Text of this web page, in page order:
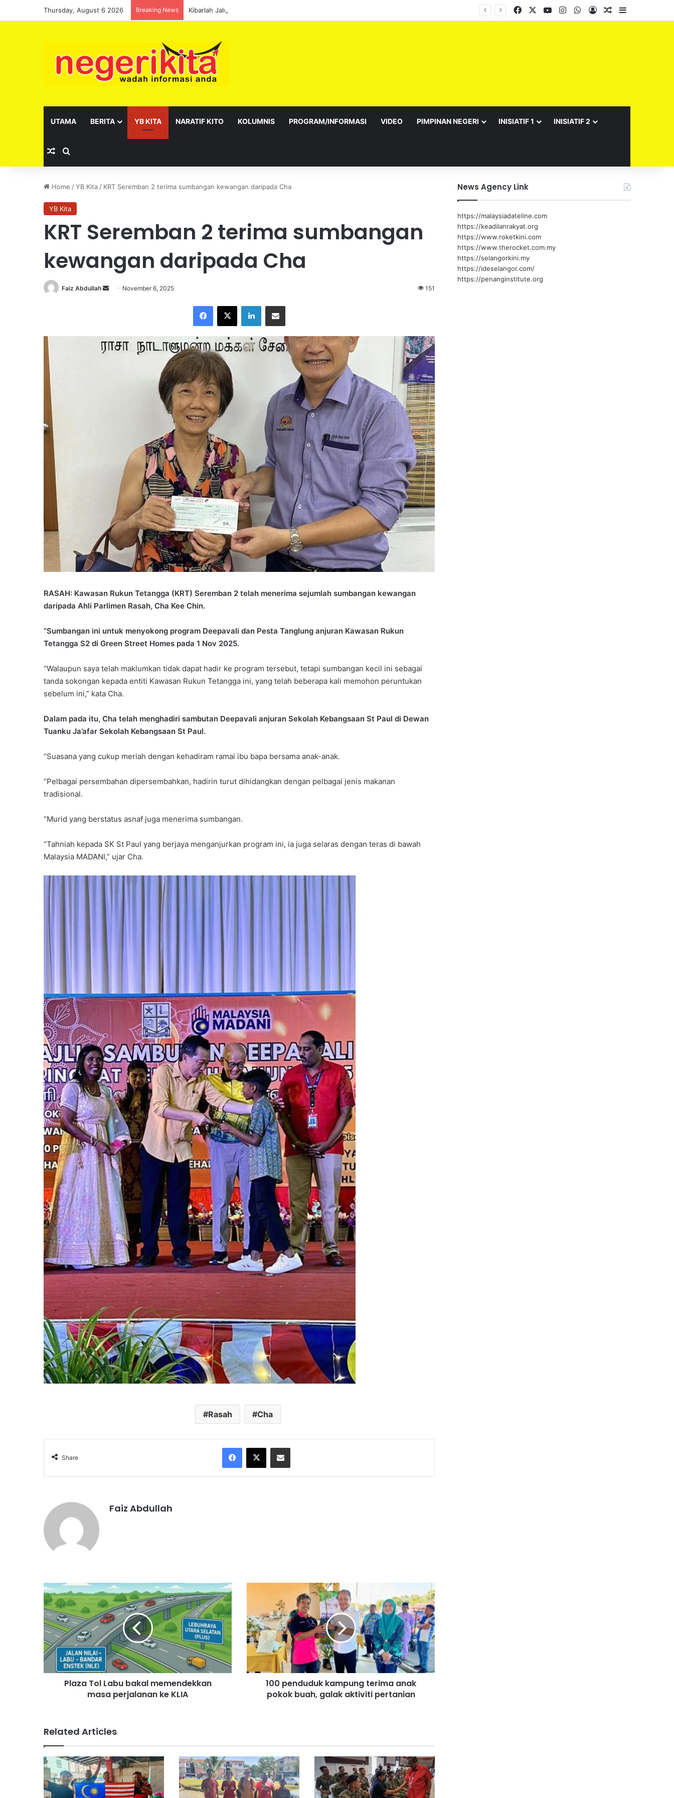
Thursday, August 6 2026 Breaking News Kibarlah Jalur Gemilang: Simbol kedaulatan dan perpaduan bersama Facebook YouTubeInstagramWhatsApp
Log InRandom Article
UTAMA BERITA YB KITA NARATIF KITO KOLUMNIS PROGRAM/INFORMASI VIDEO PIMPINAN NEGERI INISIATIF 1 INISIATIF 2
Random Article
Home /YB Kita / KRT Seremban 2 terima sumbangan kewangan daripada Cha
YB Kita
KRT Seremban 2 terima sumbangan
kewangan daripada Cha
Faiz Abdullah
a
n
November 6, 2025 151
RASAH: Kawasan Rukun Tetangga (KRT) Seremban 2 telah menerima sejumlah sumbangan kewangan
daripada Ahli Parlimen Rasah, Cha Kee Chin.
“Sumbangan ini untuk menyokong program Deepavali dan Pesta Tanglung anjuran Kawasan Rukun
Tetangga S2 di Green Street Homes pada 1 Nov 2025.
“Walaupun saya telah maklumkan tidak dapat hadir ke program tersebut, tetapi sumbangan kecil ini sebagai
tanda sokongan kepada entiti Kawasan Rukun Tetangga ini, yang telah beberapa kali memohon peruntukan
sebelum ini,” kata Cha.
Dalam pada itu, Cha telah menghadiri sambutan Deepavali anjuran Sekolah Kebangsaan St Paul di Dewan
Tuanku Ja’afar Sekolah Kebangsaan St Paul.
“Suasana yang cukup meriah dengan kehadiram ramai ibu bapa bersama anak-anak.
“Pelbagai persembahan dipersembahkan, hadirin turut dihidangkan dengan pelbagai jenis makanan
tradisional.
“Murid yang berstatus asnaf juga menerima sumbangan.
“Tahniah kepada SK St Paul yang berjaya menganjurkan program ini, ia juga selaras dengan teras di bawah
Malaysia MADANI,” ujar Cha.
Rasah Cha
Share
Faiz Abdullah
P
a
z
a
T
o
l
L
k
a
l
m
e
m
Plaza Tol Labu bakal memendekkan
masa perjalanan ke KLIA
p
e
n
d
u
n
g
t
e
100 penduduk kampung terima anak
pokok buah, galak aktiviti pertanian
Related Articles
News Agency Link
https://malaysiadateline.com
https://keadilanrakyat.org
https://www.roketkini.com
https://www.therocket.com.my
https://selangorkini.my
https://ideselangor.com/
https://penanginstitute.org